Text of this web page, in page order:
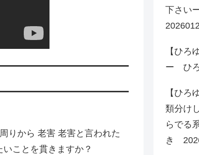
りから 老害 老害と言われた
ことを貫きますか？
下さい
【ひろ
ー ひ
【ひろ
類分け
らでる
き